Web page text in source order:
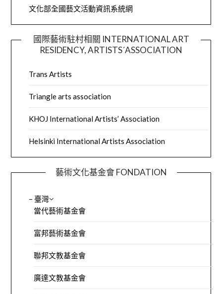
文化部全國藝文活動資訊系統網
國際藝術駐村相關 INTERNATIONAL ART
RESIDENCY, ARTISTS´ASSOCIATION
Trans Artists
Triangle arts association
KHOJ International Artists’ Association
Helsinki International Artists Association
藝術文化基金會 FONDATION
– 臺灣
當代藝術基金會
富邦藝術基金會
聯邦文教基金會
廣達文教基金會